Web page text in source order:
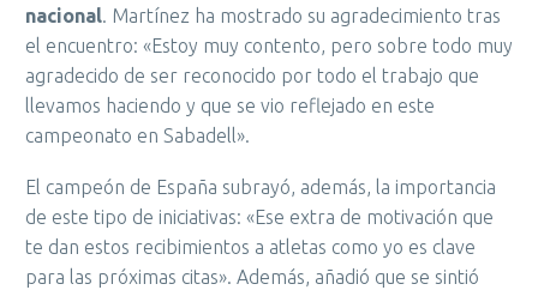
nacional. Martínez ha mostrado su agradecimiento tras
el encuentro: «Estoy muy contento, pero sobre todo muy
agradecido de ser reconocido por todo el trabajo que
llevamos haciendo y que se vio reflejado en este
campeonato en Sabadell».
El campeón de España subrayó, además, la importancia
de este tipo de iniciativas: «Ese extra de motivación que
te dan estos recibimientos a atletas como yo es clave
para las próximas citas». Además, añadió que se sintió